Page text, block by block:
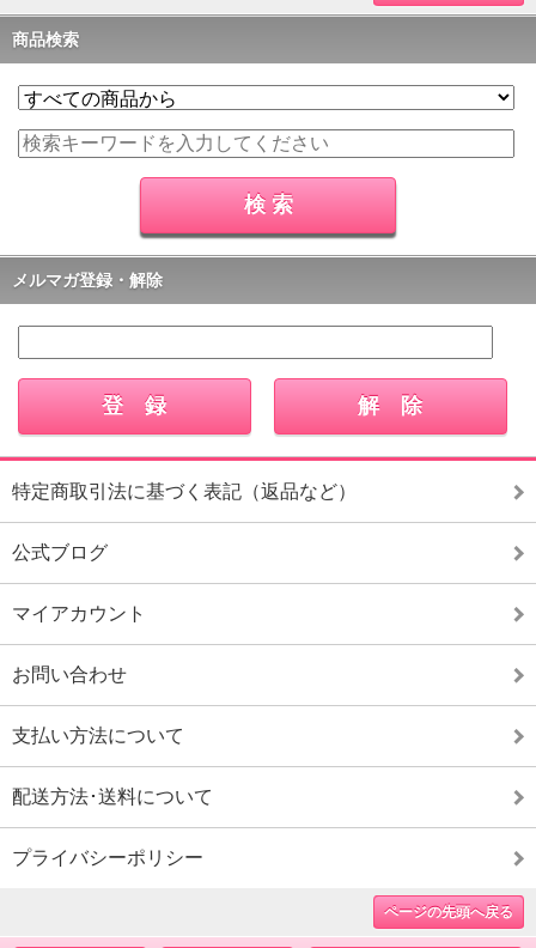
商品検索
メルマガ登録・解除
特定商取引法に基づく表記（返品など）
公式ブログ
マイアカウント
お問い合わせ
支払い方法について
配送方法･送料について
プライバシーポリシー
ページの先頭へ戻る